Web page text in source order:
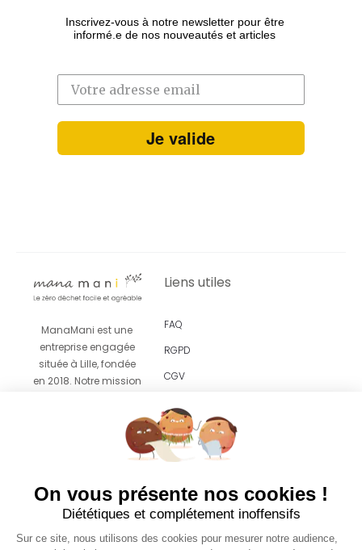
Inscrivez-vous à notre newsletter pour être
informé.e de nos nouveautés et articles
Je valide
ManaMani est une
entreprise engagée
située à Lille, fondée
en 2018. Notre mission
accompagnement
facile et agréable vers
esthétiques pensés
pour s’intégrer sans
effort dans votre
Liens utiles
FAQ
RGPD
CGV
On vous présente nos cookies !
Diététiques et complétement inoffensifs
Sur ce site, nous utilisons des cookies pour mesurer notre audience,